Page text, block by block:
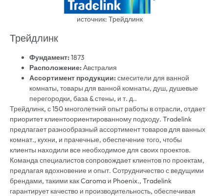
источник: Трейдлинк
Трейдлинк
Фундамент:1873
Расположение:Австралия
Ассортимент продукции:смесители для ванной
комнаты, товары для ванной комнаты, душ, душевые
перегородки, база & стены, и т. д..
Трейдлинк, с 150 многолетний опыт работы в отрасли, отдает
приоритет клиентоориентированному подходу. Tradelink
предлагает разнообразный ассортимент товаров для ванных
комнат., кухни, и прачечные, обеспечение того, чтобы
клиенты находили все необходимое для своих проектов.
Команда специалистов сопровождает клиентов по проектам,
предлагая вдохновение и опыт. Сотрудничество с ведущими
брендами, такими как Caroma и Phoenix., Tradelink
гарантирует качество и производительность, обеспечивая